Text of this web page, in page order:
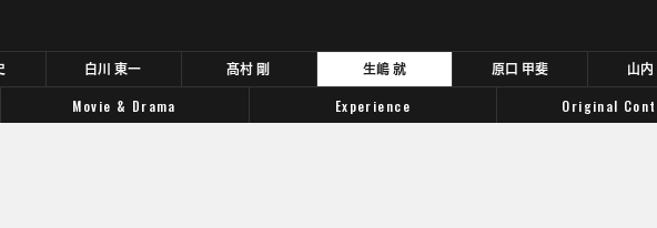
白川 東一 髙村 剛 生嶋 就 原口 甲斐 山内
Movie & Drama Experience Original